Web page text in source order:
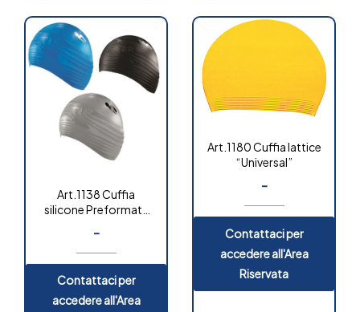
Art.1138 Cuffia
silicone Preformata
-
Contattaci per
accedere all'Area
Art.1180 Cuffia lattice
“Universal”
-
Contattaci per
accedere all'Area
Riservata